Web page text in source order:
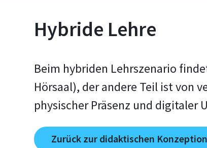
Hybride Lehre
Beim hybriden Lehrszenario
Hörsaal), der andere Teil ist von
physischer Präsenz und digitaler
Zurück zur didaktischen Konzeption